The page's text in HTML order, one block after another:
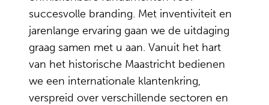
succesvolle branding. Met inventiviteit en
jarenlange ervaring gaan we de uitdaging
graag samen met u aan. Vanuit het hart
van het historische Maastricht bedienen
we een internationale klantenkring,
verspreid over verschillende sectoren en